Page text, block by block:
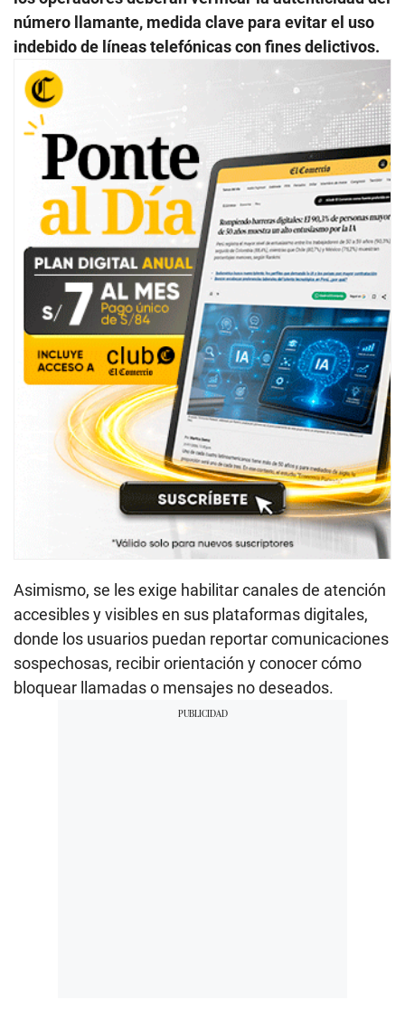
número llamante, medida clave para evitar el uso
indebido de líneas telefónicas con fines delictivos.
Asimismo, se les exige habilitar canales de atención
accesibles y visibles en sus plataformas digitales,
donde los usuarios puedan reportar comunicaciones
sospechosas, recibir orientación y conocer cómo
bloquear llamadas o mensajes no deseados.